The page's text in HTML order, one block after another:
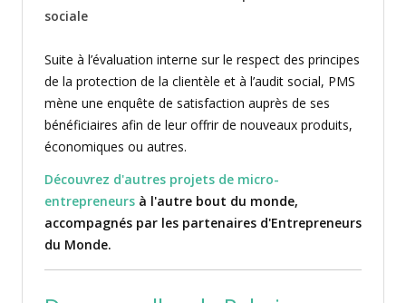
sociale
Suite à l’évaluation interne sur le respect des principes
de la protection de la clientèle et à l’audit social, PMS
mène une enquête de satisfaction auprès de ses
bénéficiaires afin de leur offrir de nouveaux produits,
économiques ou autres.
Découvrez d'autres projets de micro-
entrepreneurs à l'autre bout du monde,
accompagnés par les partenaires d'Entrepreneurs
du Monde.